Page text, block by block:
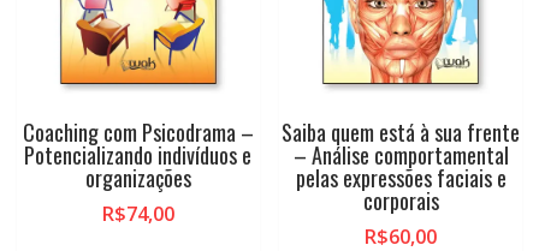
Coaching com Psicodrama –
Potencializando indivíduos e
organizações
R$74,00
Saiba quem está à sua frente
– Análise comportamental
pelas expressões faciais e
corporais
R$60,00